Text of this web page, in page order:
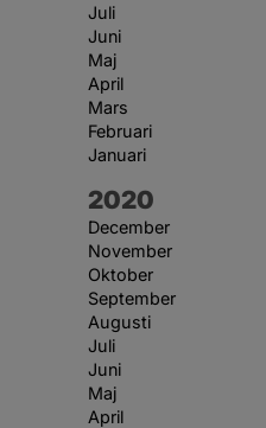
Juli
Juni
Maj
April
Mars
Februari
Januari
År:
2020
December
November
Oktober
September
Augusti
Juli
Juni
Maj
April